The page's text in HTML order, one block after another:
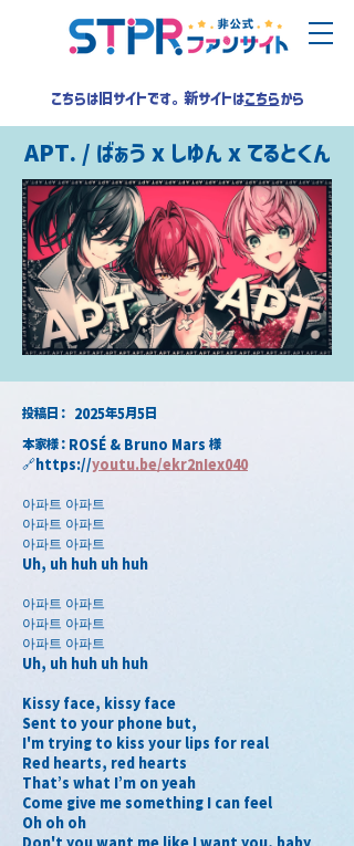
こちらは旧サイトです。新サイトはこちらから
APT. / ばぁう x しゆん x てるとくん
2025年5月5日
​投稿日：
本家様：ROSÉ & Bruno Mars 様
🔗https://youtu.be/ekr2nIex040
아파트 아파트
아파트 아파트
아파트 아파트
Uh, uh huh uh huh
아파트 아파트
아파트 아파트
아파트 아파트
Uh, uh huh uh huh
Kissy face, kissy face
Sent to your phone but,
I'm trying to kiss your lips for real
Red hearts, red hearts
That’s what I’m on yeah
Come give me something I can feel
Oh oh oh
Don't you want me like I want you, baby